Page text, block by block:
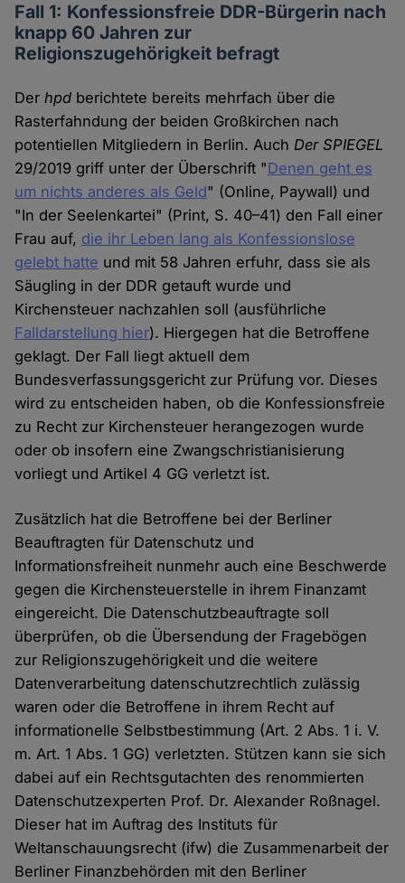
Fall 1: Konfessionsfreie DDR-Bürgerin nach
knapp 60 Jahren zur
Religionszugehörigkeit befragt
Derhpd berichtete bereits mehrfach über die
Rasterfahndung der beiden Großkirchen nach
potentiellen Mitgliedern in Berlin. AuchDer SPIEGEL
29/2019 griff unter der Überschrift "Denen geht es
um nichts anderes als Geld" (Online, Paywall) und
"In der Seelenkartei" (Print, S. 40–41) den Fall einer
Frau auf, die ihr Leben lang als Konfessionslose
gelebt hatte und mit 58 Jahren erfuhr, dass sie als
Säugling in der DDR getauft wurde und
Kirchensteuer nachzahlen soll (ausführliche
Falldarstellung hier). Hiergegen hat die Betroffene
geklagt. Der Fall liegt aktuell dem
Bundesverfassungsgericht zur Prüfung vor. Dieses
wird zu entscheiden haben, ob die Konfessionsfreie
zu Recht zur Kirchensteuer herangezogen wurde
oder ob insofern eine Zwangschristianisierung
vorliegt und Artikel 4 GG verletzt ist.
Zusätzlich hat die Betroffene bei der Berliner
Beauftragten für Datenschutz und
Informationsfreiheit nunmehr auch eine Beschwerde
gegen die Kirchensteuerstelle in ihrem Finanzamt
eingereicht. Die Datenschutzbeauftragte soll
überprüfen, ob die Übersendung der Fragebögen
zur Religionszugehörigkeit und die weitere
Datenverarbeitung datenschutzrechtlich zulässig
waren oder die Betroffene in ihrem Recht auf
informationelle Selbstbestimmung (Art. 2 Abs. 1 i. V.
m. Art. 1 Abs. 1 GG) verletzten. Stützen kann sie sich
dabei auf ein Rechtsgutachten des renommierten
Datenschutzexperten Prof. Dr. Alexander Roßnagel.
Dieser hat im Auftrag des Instituts für
Weltanschauungsrecht (ifw) die Zusammenarbeit der
Berliner Finanzbehörden mit den Berliner